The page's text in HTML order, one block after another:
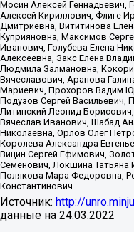
Мосин Алексей Геннадьевич,
Алексей Кириллович, Флиге
Дмитриевна, Вититинова
Куприяновна, Максимов
Иванович, Голубева Елена
Алексеевна, Закс Елена
Людмила Залмановна,
Вячеславович, Арапова
Мариевич, Прохоров Вадим
Подузов Сергей Васильевич,
Литинский Леонид
Вячеслав Иванович, Шабад
Николаевна, Орлов Олег
Королева Александра
Вицин Сергей Ефимович,
Семенович, Локшина
Полякова Мара Федоровна,
Константинович
Источник: http://
данные на 24.03.2022